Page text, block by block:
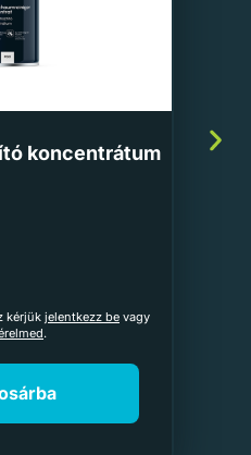
koncentrátum
kérjük jelentkezz be vagy
.